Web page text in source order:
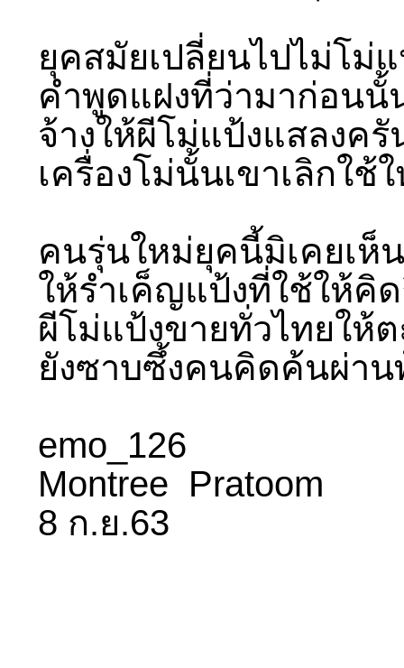
ยุคสมัยเปลี่ยนไปไม่โม่
คำพูดแฝงที่ว่ามาก่อนนั้
จ้างให้ผีโม่แป้งแสลงครั
เครื่องโม่นั้นเขาเลิกใช้
คนรุ่นใหม่ยุคนี้มิเคยเห็
ให้รำเค็ญแป้งที่ใช้ให้คิ
ผีโม่แป้งขายทั่วไทยให้ต
ยังซาบซึ้งคนคิดค้นผ่า
emo_126
Montree Pratoom
8 ก.ย.63